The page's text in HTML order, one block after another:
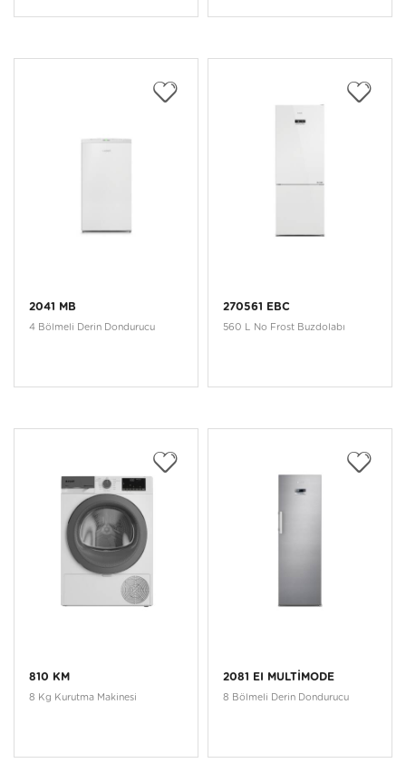
2041 MB
4 Bölmeli Derin Dondurucu
270561 EBC
560 L No Frost Buzdolabı
810 KM
8 Kg Kurutma Makinesi
2081 EI MULTİMODE
8 Bölmeli Derin Dondurucu